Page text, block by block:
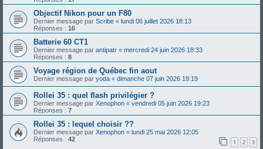
Objectif Nikon pour un F80
Dernier message par Scribe « lundi 06 juillet 2026 18:13
Réponses : 16
Batterie 60 CT1
Dernier message par antipatr « mercredi 24 juin 2026 18:33
Réponses : 8
Voyage région de Québec fin aout
Dernier message par yoda « dimanche 07 juin 2026 19:19
Rollei 35 : quel flash privilégier ?
Dernier message par Xenophon « vendredi 05 juin 2026 19:23
Réponses : 7
Rollei 35 : lequel choisir ??
Dernier message par Xenophon « lundi 25 mai 2026 12:05
Réponses : 42 1 2 3